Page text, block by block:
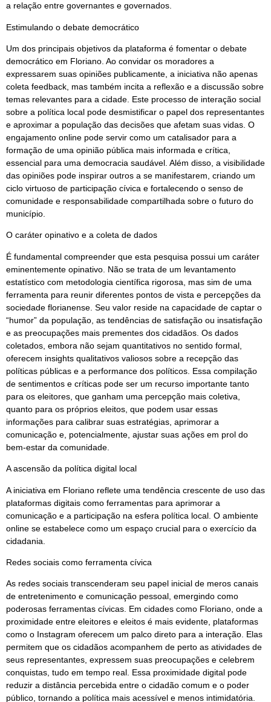
a relação entre governantes e governados.
Estimulando o debate democrático
Um dos principais objetivos da plataforma é fomentar o debate
democrático em Floriano. Ao convidar os moradores a
expressarem suas opiniões publicamente, a iniciativa não apenas
coleta feedback, mas também incita a reflexão e a discussão sobre
temas relevantes para a cidade. Este processo de interação social
sobre a política local pode desmistificar o papel dos representantes
e aproximar a população das decisões que afetam suas vidas. O
engajamento online pode servir como um catalisador para a
formação de uma opinião pública mais informada e crítica,
essencial para uma democracia saudável. Além disso, a visibilidade
das opiniões pode inspirar outros a se manifestarem, criando um
ciclo virtuoso de participação cívica e fortalecendo o senso de
comunidade e responsabilidade compartilhada sobre o futuro do
município.
O caráter opinativo e a coleta de dados
É fundamental compreender que esta pesquisa possui um caráter
eminentemente opinativo. Não se trata de um levantamento
estatístico com metodologia científica rigorosa, mas sim de uma
ferramenta para reunir diferentes pontos de vista e percepções da
sociedade florianense. Seu valor reside na capacidade de captar o
“humor” da população, as tendências de satisfação ou insatisfação
e as preocupações mais prementes dos cidadãos. Os dados
coletados, embora não sejam quantitativos no sentido formal,
oferecem insights qualitativos valiosos sobre a recepção das
políticas públicas e a performance dos políticos. Essa compilação
de sentimentos e críticas pode ser um recurso importante tanto
para os eleitores, que ganham uma percepção mais coletiva,
quanto para os próprios eleitos, que podem usar essas
informações para calibrar suas estratégias, aprimorar a
comunicação e, potencialmente, ajustar suas ações em prol do
bem-estar da comunidade.
A ascensão da política digital local
A iniciativa em Floriano reflete uma tendência crescente de uso das
plataformas digitais como ferramentas para aprimorar a
comunicação e a participação na esfera política local. O ambiente
online se estabelece como um espaço crucial para o exercício da
cidadania.
Redes sociais como ferramenta cívica
As redes sociais transcenderam seu papel inicial de meros canais
de entretenimento e comunicação pessoal, emergindo como
poderosas ferramentas cívicas. Em cidades como Floriano, onde a
proximidade entre eleitores e eleitos é mais evidente, plataformas
como o Instagram oferecem um palco direto para a interação. Elas
permitem que os cidadãos acompanhem de perto as atividades de
seus representantes, expressem suas preocupações e celebrem
conquistas, tudo em tempo real. Essa proximidade digital pode
reduzir a distância percebida entre o cidadão comum e o poder
público, tornando a política mais acessível e menos intimidatória.